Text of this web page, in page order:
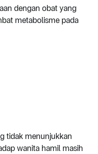
dengan obat yang
metabolisme pada
tidak menunjukkan
wanita hamil masih